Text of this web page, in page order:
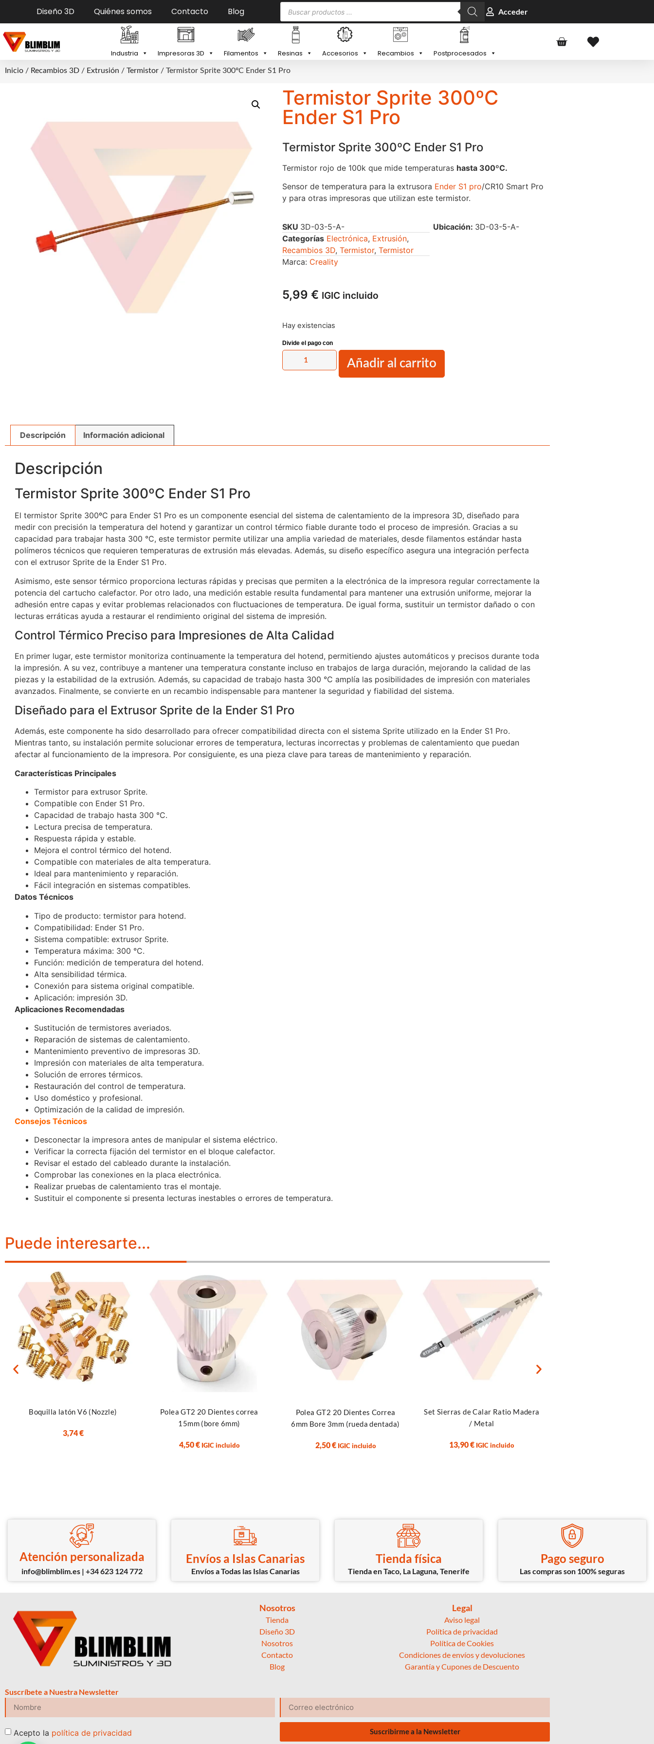
Diseño 3D Quiénes somos Contacto Blog Acceder
Industria Impresoras 3D Filamentos Resinas Accesorios Recambios Postprocesados
Inicio / Recambios 3D / Extrusión / Termistor / Termistor Sprite 300ºC Ender S1 Pro
Termistor Sprite 300ºC
Ender S1 Pro
Termistor Sprite 300ºC Ender S1 Pro
Termistor rojo de 100k que mide temperaturas hasta 300ºC.
Sensor de temperatura para la extrusora Ender S1 pro/CR10 Smart Pro
y para otras impresoras que utilizan este termistor.
SKU 3D-03-5-A-
Categorías Electrónica, Extrusión,
Recambios 3D, Termistor, Termistor
Marca: Creality
Ubicación: 3D-03-5-A-
5,99 € IGIC incluido
Hay existencias
Añadir al carrito
Descripción Información adicional
Descripción
Termistor Sprite 300ºC Ender S1 Pro
El termistor Sprite 300ºC para Ender S1 Pro es un componente esencial del sistema de calentamiento de la impresora 3D, diseñado para
medir con precisión la temperatura del hotend y garantizar un control térmico fiable durante todo el proceso de impresión. Gracias a su
capacidad para trabajar hasta 300 °C, este termistor permite utilizar una amplia variedad de materiales, desde filamentos estándar hasta
polímeros técnicos que requieren temperaturas de extrusión más elevadas. Además, su diseño específico asegura una integración perfecta
con el extrusor Sprite de la Ender S1 Pro.
Asimismo, este sensor térmico proporciona lecturas rápidas y precisas que permiten a la electrónica de la impresora regular correctamente la
potencia del cartucho calefactor. Por otro lado, una medición estable resulta fundamental para mantener una extrusión uniforme, mejorar la
adhesión entre capas y evitar problemas relacionados con fluctuaciones de temperatura. De igual forma, sustituir un termistor dañado o con
lecturas erráticas ayuda a restaurar el rendimiento original del sistema de impresión.
Control Térmico Preciso para Impresiones de Alta Calidad
En primer lugar, este termistor monitoriza continuamente la temperatura del hotend, permitiendo ajustes automáticos y precisos durante toda
la impresión. A su vez, contribuye a mantener una temperatura constante incluso en trabajos de larga duración, mejorando la calidad de las
piezas y la estabilidad de la extrusión. Además, su capacidad de trabajo hasta 300 °C amplía las posibilidades de impresión con materiales
avanzados. Finalmente, se convierte en un recambio indispensable para mantener la seguridad y fiabilidad del sistema.
Diseñado para el Extrusor Sprite de la Ender S1 Pro
Además, este componente ha sido desarrollado para ofrecer compatibilidad directa con el sistema Sprite utilizado en la Ender S1 Pro.
Mientras tanto, su instalación permite solucionar errores de temperatura, lecturas incorrectas y problemas de calentamiento que puedan
afectar al funcionamiento de la impresora. Por consiguiente, es una pieza clave para tareas de mantenimiento y reparación.
Características Principales
Termistor para extrusor Sprite.
Compatible con Ender S1 Pro.
Capacidad de trabajo hasta 300 °C.
Lectura precisa de temperatura.
Respuesta rápida y estable.
Mejora el control térmico del hotend.
Compatible con materiales de alta temperatura.
Ideal para mantenimiento y reparación.
Fácil integración en sistemas compatibles.
Datos Técnicos
Tipo de producto: termistor para hotend.
Compatibilidad: Ender S1 Pro.
Sistema compatible: extrusor Sprite.
Temperatura máxima: 300 °C.
Función: medición de temperatura del hotend.
Alta sensibilidad térmica.
Conexión para sistema original compatible.
Aplicación: impresión 3D.
Aplicaciones Recomendadas
Sustitución de termistores averiados.
Reparación de sistemas de calentamiento.
Mantenimiento preventivo de impresoras 3D.
Impresión con materiales de alta temperatura.
Solución de errores térmicos.
Restauración del control de temperatura.
Uso doméstico y profesional.
Optimización de la calidad de impresión.
Consejos Técnicos
Desconectar la impresora antes de manipular el sistema eléctrico.
Verificar la correcta fijación del termistor en el bloque calefactor.
Revisar el estado del cableado durante la instalación.
Comprobar las conexiones en la placa electrónica.
Realizar pruebas de calentamiento tras el montaje.
Sustituir el componente si presenta lecturas inestables o errores de temperatura.
Puede interesarte...
Boquilla latón V6 (Nozzle)
3,74€
Polea GT2 20 Dientes correa
15mm (bore 6mm)
4,50€ IGIC incluido
Polea GT2 20 Dientes Correa
6mm Bore 3mm (rueda dentada)
2,50€ IGIC incluido
Set Sierras de Calar Ratio Madera
/ Metal
13,90€ IGIC incluido
Atención personalizada
info@blimblim.es | +34 623 124 772
Envíos a Islas Canarias
Envíos a Todas las Islas Canarias
Tienda física
Tienda en Taco, La Laguna, Tenerife
Pago seguro
Las compras son 100% seguras
Nosotros
Tienda
Diseño 3D
Nosotros
Contacto
Blog
Legal
Aviso legal
Política de privacidad
Política de Cookies
Condiciones de envíos y devoluciones
Garantía y Cupones de Descuento
Suscríbete a Nuestra Newsletter
Acepto la política de privacidad Suscribirme a la Newsletter